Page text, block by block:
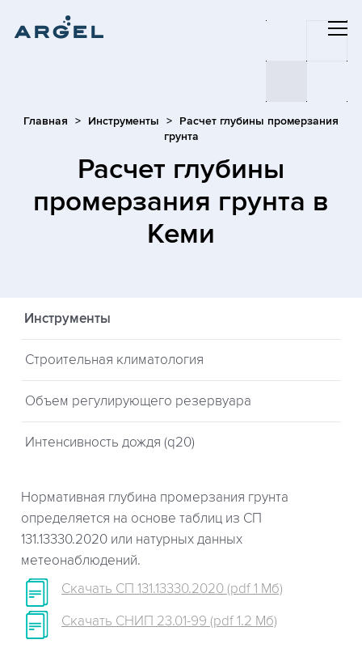
Главная Инструменты
Расчет глубины промерзания
грунта
Расчет глубины
промерзания грунта в
Кеми
Инструменты
Строительная климатология
Объем регулирующего резервуара
Интенсивность дождя (q20)
Нормативная глубина промерзания грунта
определяется на основе таблиц из СП
131.13330.2020 или натурных данных
метеонаблюдений.
Скачать СП 131.13330.2020 (pdf 1 Мб)
Скачать СНИП 23.01-99 (pdf 1.2 Мб)